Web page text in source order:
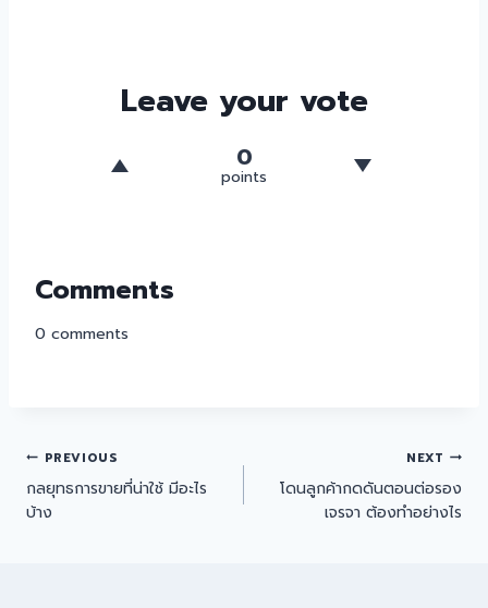
Leave your vote
0
points
Comments
0 comments
PREVIOUS
กลยุทธการขายที่น่าใช้ มีอะไร
บ้าง
NEXT
โดนลูกค้ากดดันตอนต่อรอง
เจรจา ต้องทำอย่างไร